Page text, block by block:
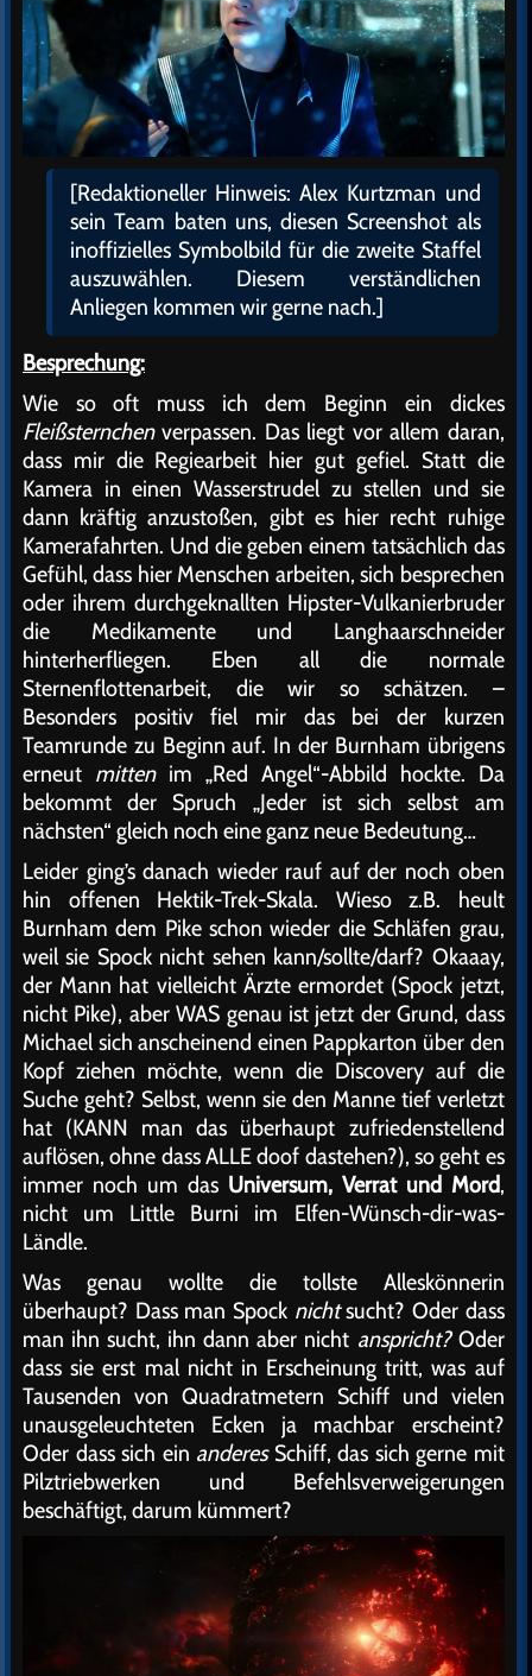
[Redaktioneller Hinweis: Alex Kurtzman und
sein Team baten uns, diesen Screenshot als
inoffizielles Symbolbild für die zweite Staffel
auszuwählen. Diesem verständlichen
Anliegen kommen wir gerne nach.]
Besprechung:
Wie so oft muss ich dem Beginn ein dickes
Fleißsternchenverpassen. Das liegt vor allem daran,
dass mir die Regiearbeit hier gut gefiel. Statt die
Kamera in einen Wasserstrudel zu stellen und sie
dann kräftig anzustoßen, gibt es hier recht ruhige
Kamerafahrten. Und die geben einem tatsächlich das
Gefühl, dass hier Menschen arbeiten, sich besprechen
oder ihrem durchgeknallten Hipster-Vulkanierbruder
die Medikamente und Langhaarschneider
hinterherfliegen. Eben all die normale
Sternenflottenarbeit, die wir so schätzen. –
Besonders positiv fiel mir das bei der kurzen
Teamrunde zu Beginn auf. In der Burnham übrigens
erneut mittenim „Red Angel“-Abbild hockte. Da
bekommt der Spruch „Jeder ist sich selbst am
nächsten“ gleich noch eine ganz neue Bedeutung…
Leider ging’s danach wieder rauf auf der noch oben
hin offenen Hektik-Trek-Skala. Wieso z.B. heult
Burnham dem Pike schon wieder die Schläfen grau,
weil sie Spock nicht sehen kann/sollte/darf? Okaaay,
der Mann hat vielleicht Ärzte ermordet (Spock jetzt,
nicht Pike), aber WAS genau ist jetzt der Grund, dass
Michael sich anscheinend einen Pappkarton über den
Kopf ziehen möchte, wenn die Discovery auf die
Suche geht? Selbst, wenn sie den Manne tief verletzt
hat (KANN man das überhaupt zufriedenstellend
auflösen, ohne dass ALLE doof dastehen?), so geht es
immer noch um das Universum, Verrat und Mord,
nicht um Little Burni im Elfen-Wünsch-dir-was-
Ländle.
Was genau wollte die tollste Alleskönnerin
überhaupt? Dass man Spock nichtsucht? Oder dass
man ihn sucht, ihn dann aber nicht anspricht?Oder
dass sie erst mal nicht in Erscheinung tritt, was auf
Tausenden von Quadratmetern Schiff und vielen
unausgeleuchteten Ecken ja machbar erscheint?
Oder dass sich ein anderesSchiff, das sich gerne mit
Pilztriebwerken und Befehlsverweigerungen
beschäftigt, darum kümmert?